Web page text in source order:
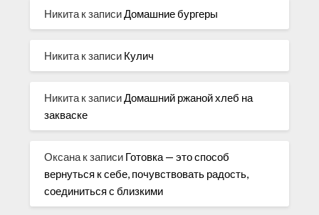
Никита к записиДомашние бургеры
Никита к записи Кулич
Никита к записиДомашний ржаной хлеб на
закваске
Оксана к записи Готовка — это способ
вернуться к себе, почувствовать радость,
соединиться с близкими